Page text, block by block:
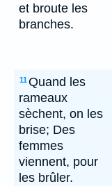
et broute les
branches.
11Quand les
rameaux
sèchent, on les
brise; Des
femmes
viennent, pour
les brûler.